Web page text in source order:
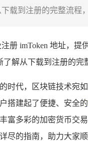
载到注册的完整流程
册 imToken 地址，提
解从下载到注册的完
时代，区块链技术宛
搭建起了便捷、安全的
富多彩的加密货币交
尽的指南，助力大家顺